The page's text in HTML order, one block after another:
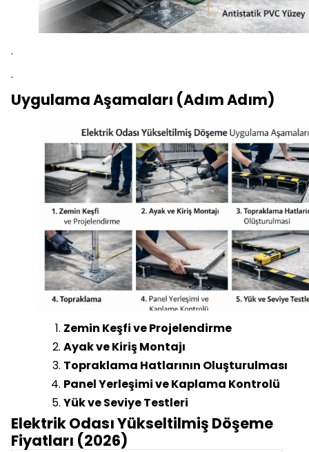
.
.
Uygulama Aşamaları (Adım Adım)
Zemin Keşfi ve Projelendirme
Ayak ve Kiriş Montajı
Topraklama Hatlarının Oluşturulması
Panel Yerleşimi ve Kaplama Kontrolü
Yük ve Seviye Testleri
Elektrik Odası Yükseltilmiş Döşeme
Fiyatları (2026)